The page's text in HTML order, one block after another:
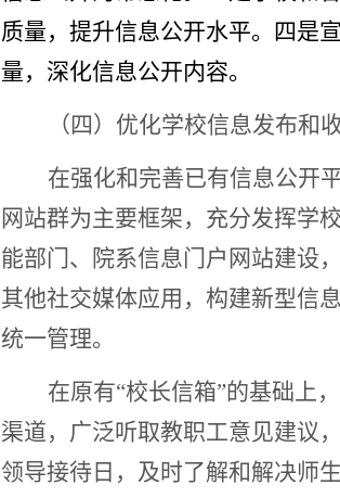
质量，提升信息公开水平。四是
量，深化信息公开内容。
（四） 优化学校信息发布和
在强化和完善已有信息公开
网站群为主要框架，充分发挥学
能部门、院系信息门户网站建设
其他社交媒体应用，构建新型信
统一管理。
在原有“校长信箱”的基础上
渠道，广泛听取教职工意见建议
领导接待日，及时了解和解决师